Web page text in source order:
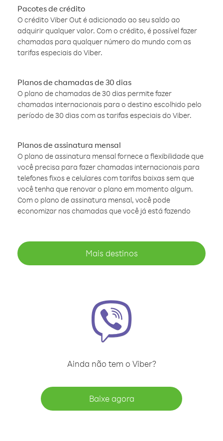
Pacotes de crédito
O crédito Viber Out é adicionado ao seu saldo ao
adquirir qualquer valor. Com o crédito, é possível fazer
chamadas para qualquer número do mundo com as
tarifas especiais do Viber.
Planos de chamadas de 30 dias
O plano de chamadas de 30 dias permite fazer
chamadas internacionais para o destino escolhido pelo
período de 30 dias com as tarifas especiais do Viber.
Planos de assinatura mensal
O plano de assinatura mensal fornece a flexibilidade que
você precisa para fazer chamadas internacionais para
telefones fixos e celulares com tarifas baixas sem que
você tenha que renovar o plano em momento algum.
Com o plano de assinatura mensal, você pode
economizar nas chamadas que você já está fazendo
Mais destinos
Ainda não tem o Viber?
Baixe agora